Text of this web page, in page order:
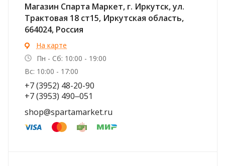
Магазин Спарта Маркет, г. Иркутск, ул. ​
Трактовая 18 ст15, Иркутская область,
664024, Россия
На карте
Пн - Сб: 10:00 - 19:00
Вс: 10:00 - 17:00
+7 (3952) 48-20-90
+7 (3953) 490‒051
shop@spartamarket.ru